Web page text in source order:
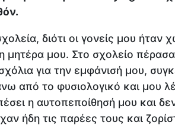
διότι οι γονείς μου ήταν
μητέρα μου. Στο σχολείο πέρασα
για την εμφάνισή μου,
από το φυσιολογικό και μου
η αυτοπεποίθησή μου και
ήδη τις παρέες τους και